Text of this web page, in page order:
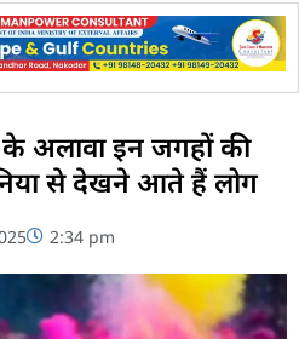
अलावा इन जगहों की
से देखने आते हैं लोग
2:34 pm